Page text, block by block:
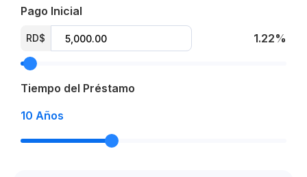
Pago Inicial
RD$ 1.22%
Tiempo del Préstamo
10 Años